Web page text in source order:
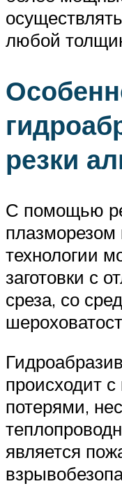
любой
резки
С помощью
плазморезом
технологии
заготовки с
среза, со
происходит
потерями,
является